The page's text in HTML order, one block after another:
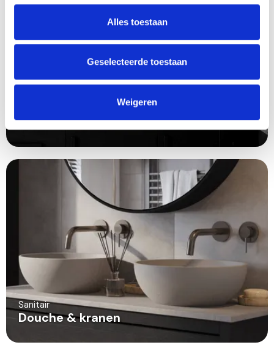
Alles toestaan
Geselecteerde toestaan
Weigeren
Keuken wandtegels
Sanitair
Douche & kranen